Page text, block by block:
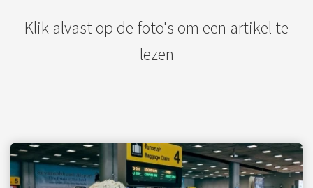
Klik alvast op de foto's om een artikel te
lezen